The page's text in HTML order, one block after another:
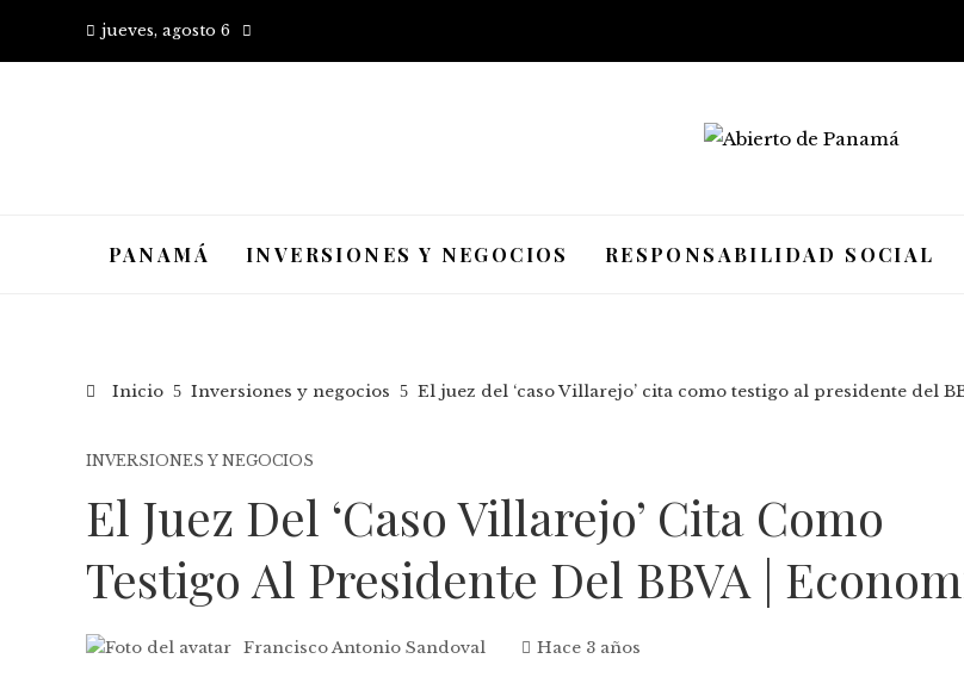
jueves, agosto 6
PANAMÁ INVERSIONES Y NEGOCIOS RESPONSABILIDAD SOCIAL
Inicio Inversiones y negocios El juez del ‘caso Villarejo’ cita como testigo al presidente del
INVERSIONES Y NEGOCIOS
El Juez Del ‘caso Villarejo’ Cita Como
Testigo Al Presidente Del BBVA |
Francisco Antonio Sandoval Hace 3 años